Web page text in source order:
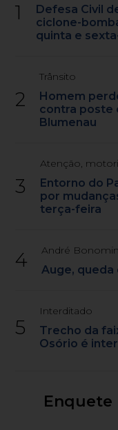
1
Defesa Civil
ciclone-
quinta e
2
Trânsito
Homem
contra poste
Blumenau
3
Atenção,
Entorno do
por
terça-feira
4 André
Auge, queda
5
Interditado
Trecho da
Osório é
Enquete